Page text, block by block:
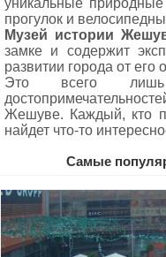
уникальные
прогулок и
Музей истории
замке и содержит
развитии города от
Это всего
Жешуве. Каждый, кто
найдет что-то
Самые